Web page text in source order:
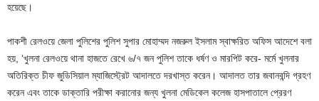
হয়েছে।
পাকশী রেলওয়ে জেলা পুলিশের পুলিশ সুপার মোহাম্মদ নজরুল ইসলাম স্বাক্ষরিত অফিস আদেশে বলা
হয়, ‘খুলনা রেলওয়ে থানা হাজতে রেখে ৬/৭ জন পুলিশ তাকে ধর্ষণ ও মারপিট করে- মর্মে খুলনার
অতিরিক্ত চীফ জুডিসিয়াল ম্যাজিস্ট্রেট আদালতে দরখাস্ত করেন। আদালত তার জবানবন্দি গ্রহণ
করেন এবং তাকে ডাক্তারি পরীক্ষা করানোর জন্য খুলনা মেডিকেল কলেজ হাসপাতালে প্রেরণ